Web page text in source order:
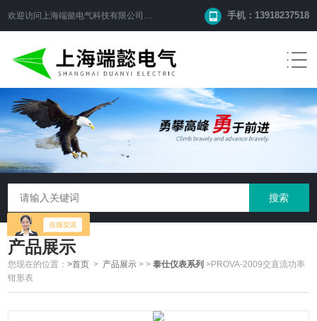
欢迎访问 上海端懿电气科技有限公司 网站！ 手机：13918237518
产品展示
您现在的位置：>首页 > 产品展示 >>泰仕仪表系列 >PROVA-2009交直流功率
钳形表